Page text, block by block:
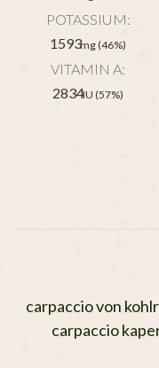
POTASSIUM:
1593mg(46%)
VITAMIN A:
2834IU (57%)
carpaccio von
carpaccio